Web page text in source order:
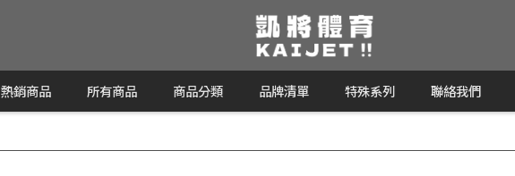
熱銷商品 所有商品 商品分類 品牌清單 特殊系列 聯絡我們